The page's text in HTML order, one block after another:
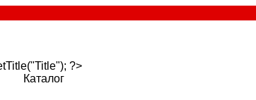
?>
Каталог